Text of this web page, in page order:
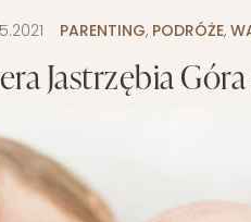
PARENTING, PODRÓŻE,
Jastrzębia